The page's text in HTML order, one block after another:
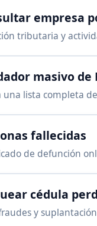
empresa
tributaria y
masivo de
una lista completa
fallecidas
de defunción
cédula
y suplantación